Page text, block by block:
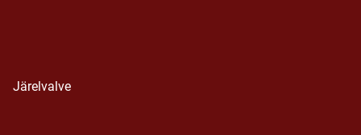
Järelvalve